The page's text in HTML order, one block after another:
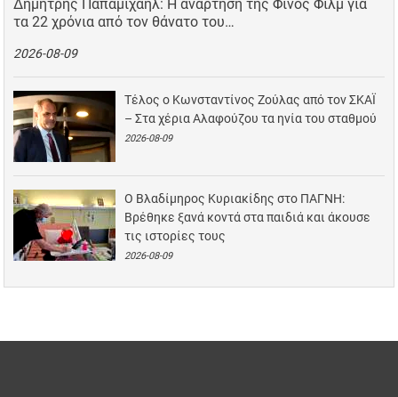
Δημήτρης Παπαμιχαήλ: Η ανάρτηση της Φίνος Φιλμ για
τα 22 χρόνια από τον θάνατο του…
2026-08-09
Τέλος ο Κωνσταντίνος Ζούλας από τον ΣΚΑΪ
– Στα χέρια Αλαφούζου τα ηνία του σταθμού
2026-08-09
Ο Βλαδίμηρος Κυριακίδης στο ΠΑΓΝΗ:
Βρέθηκε ξανά κοντά στα παιδιά και άκουσε
τις ιστορίες τους
2026-08-09